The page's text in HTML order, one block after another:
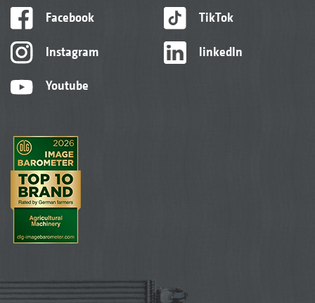
Facebook
Instagram
Youtube
TikTok
linkedIn